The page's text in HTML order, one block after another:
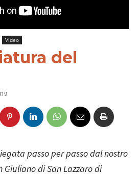
Video
del
passo per passo dal nostro
Giuliano di San Lazzaro di